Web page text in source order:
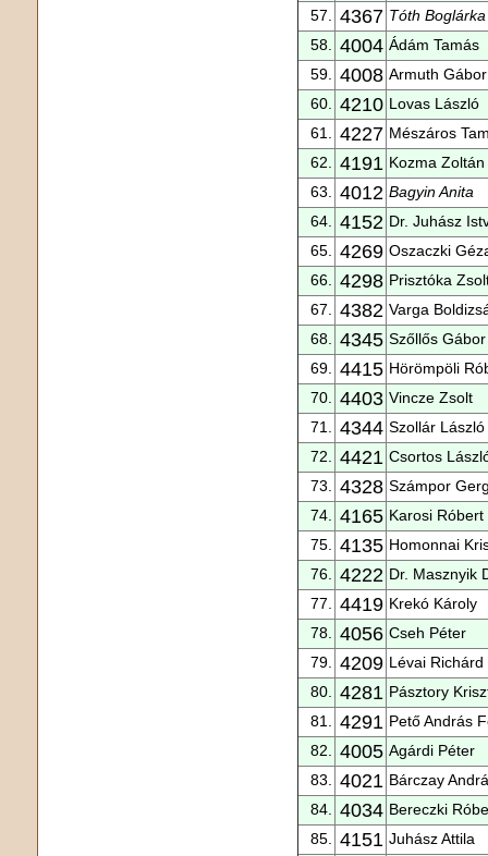
57.
4367 Tóth Boglárka
58.
4004 Ádám Tamás
59.
4008 Armuth
60.
4210 Lovas László
61.
4227 Mészáros
62.
4191 Kozma Zoltán
63.
4012 Bagyin Anita
64.
4152 Dr. Juhász
65.
4269 Oszaczki
66.
4298 Prisztóka
67.
4382 Varga
68.
4345 Szőllős Gábor
69.
4415 Hörömpöli
70.
4403 Vincze Zsolt
71.
4344 Szollár László
72.
4421 Csortos
73.
4328 Számpor
74.
4165 Karosi Róbert
75.
4135 Homonnai
76.
4222 Dr. Masznyik
77.
4419 Krekó Károly
78.
4056 Cseh Péter
79.
4209 Lévai Richárd
80.
4281 Pásztory
81.
4291 Pető András
82.
4005 Agárdi Péter
83.
4021 Bárczay
84.
4034 Bereczki
85.
4151 Juhász Attila